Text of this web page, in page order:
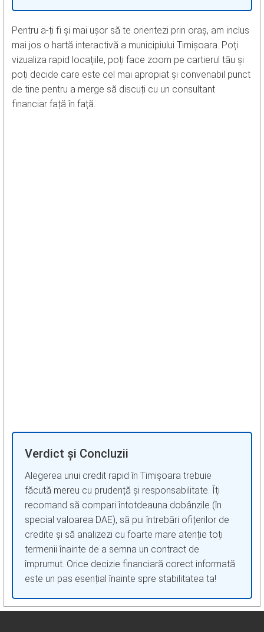
Pentru a-ți fi și mai ușor să te orientezi prin oraș, am inclus
mai jos o hartă interactivă a municipiului Timișoara. Poți
vizualiza rapid locațiile, poți face zoom pe cartierul tău și
poți decide care este cel mai apropiat și convenabil punct
de tine pentru a merge să discuți cu un consultant
financiar față în față.
Verdict și Concluzii
Alegerea unui credit rapid în Timișoara trebuie
făcută mereu cu prudență și responsabilitate. Îți
recomand să compari întotdeauna dobânzile (în
special valoarea DAE), să pui întrebări ofițerilor de
credite și să analizezi cu foarte mare atenție toți
termenii înainte de a semna un contract de
împrumut. Orice decizie financiară corect informată
este un pas esențial înainte spre stabilitatea ta!